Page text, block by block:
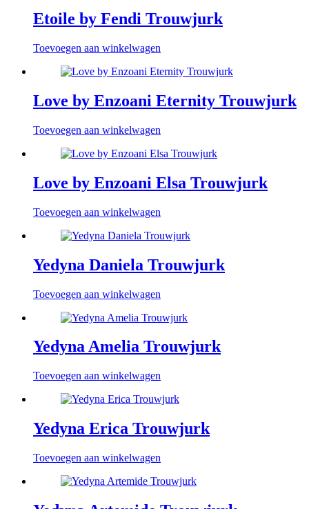
Etoile by Fendi Trouwjurk
Toevoegen aan winkelwagen
Love by Enzoani Eternity Trouwjurk
Toevoegen aan winkelwagen
Love by Enzoani Elsa Trouwjurk
Toevoegen aan winkelwagen
Yedyna Daniela Trouwjurk
Toevoegen aan winkelwagen
Yedyna Amelia Trouwjurk
Toevoegen aan winkelwagen
Yedyna Erica Trouwjurk
Toevoegen aan winkelwagen